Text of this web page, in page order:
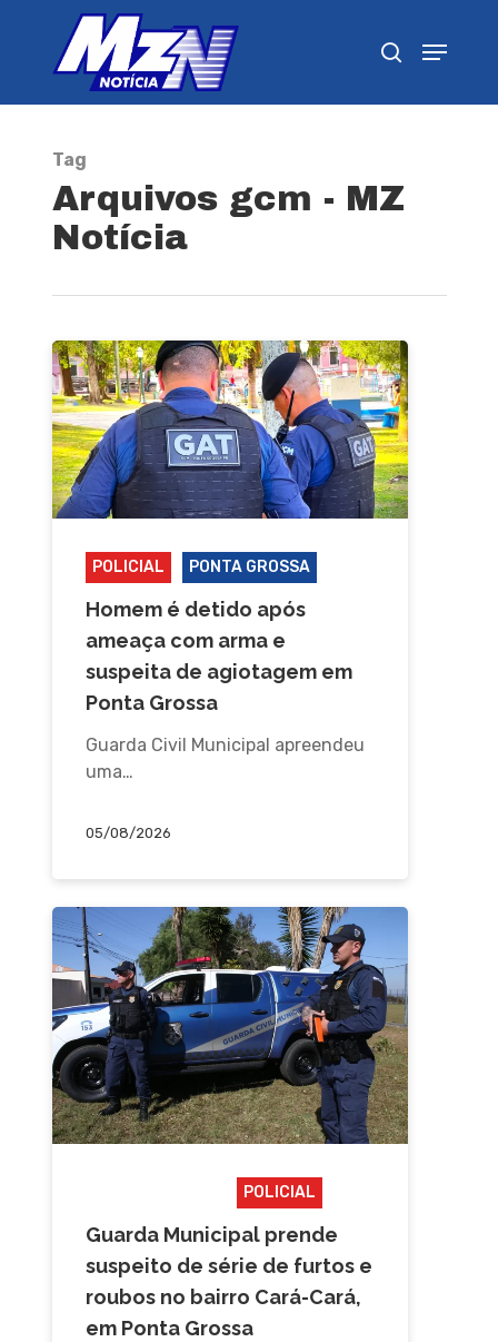
Tag
Arquivos gcm - MZ
Notícia
POLICIAL PONTA GROSSA
Homem é detido após
ameaça com arma e
suspeita de agiotagem em
Ponta Grossa
Guarda Civil Municipal apreendeu
uma…
05/08/2026
POLICIAL
Guarda Municipal prende
suspeito de série de furtos e
roubos no bairro Cará-Cará,
em Ponta Grossa